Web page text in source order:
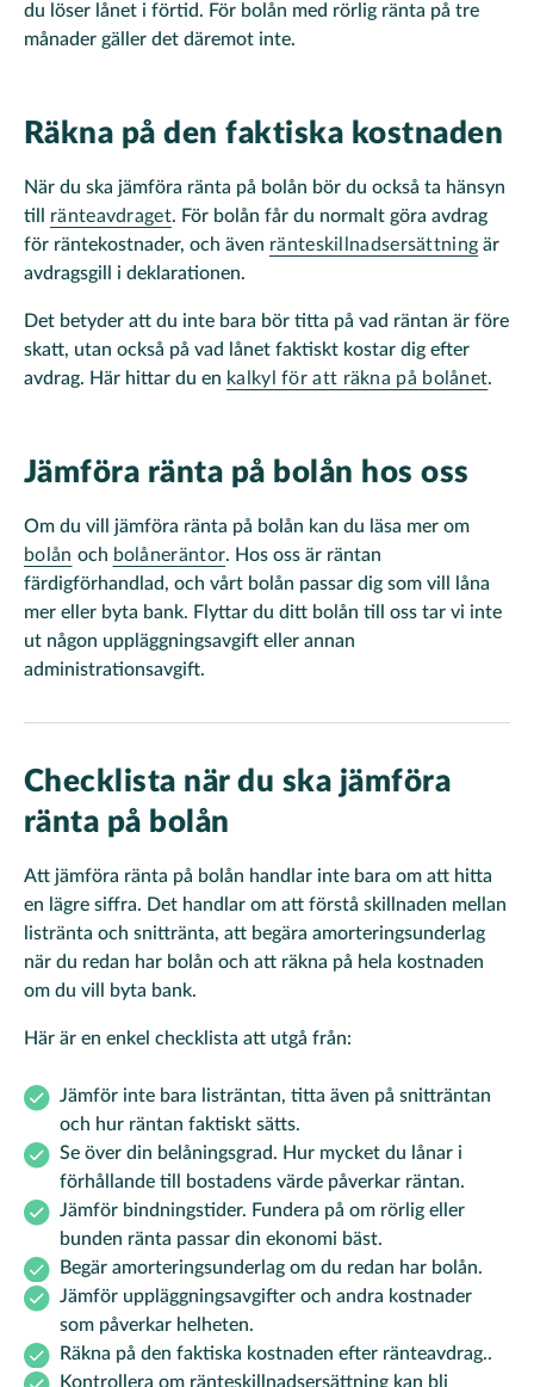
du löser lånet i förtid. För bolån med rörlig ränta på tre
månader gäller det däremot inte.
Räkna på den faktiska kostnaden
När du ska jämföra ränta på bolån bör du också ta hänsyn
till ränteavdraget. För bolån får du normalt göra avdrag
för räntekostnader, och även ränteskillnadsersättning är
avdragsgill i deklarationen.
Det betyder att du inte bara bör titta på vad räntan är före
skatt, utan också på vad lånet faktiskt kostar dig efter
avdrag. Här hittar du en kalkyl för att räkna på bolånet.
Jämföra ränta på bolån hos oss
Om du vill jämföra ränta på bolån kan du läsa mer om
bolån och bolåneräntor. Hos oss är räntan
färdigförhandlad, och vårt bolån passar dig som vill låna
mer eller byta bank. Flyttar du ditt bolån till oss tar vi inte
ut någon uppläggningsavgift eller annan
administrationsavgift.
Checklista när du ska jämföra
ränta på bolån
Att jämföra ränta på bolån handlar inte bara om att hitta
en lägre siffra. Det handlar om att förstå skillnaden mellan
listränta och snittränta, att begära amorteringsunderlag
när du redan har bolån och att räkna på hela kostnaden
om du vill byta bank.
Här är en enkel checklista att utgå från:
Jämför inte bara listräntan, titta även på snitträntan
och hur räntan faktiskt sätts.
Se över din belåningsgrad. Hur mycket du lånar i
förhållande till bostadens värde påverkar räntan.
Jämför bindningstider. Fundera på om rörlig eller
bunden ränta passar din ekonomi bäst.
Begär amorteringsunderlag om du redan har bolån.
Jämför uppläggningsavgifter och andra kostnader
som påverkar helheten.
Räkna på den faktiska kostnaden efter ränteavdrag..
Kontrollera om ränteskillnadsersättning kan bli